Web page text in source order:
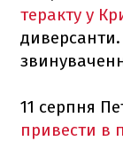
теракту у
диверсанти.
11 серпня
привести в